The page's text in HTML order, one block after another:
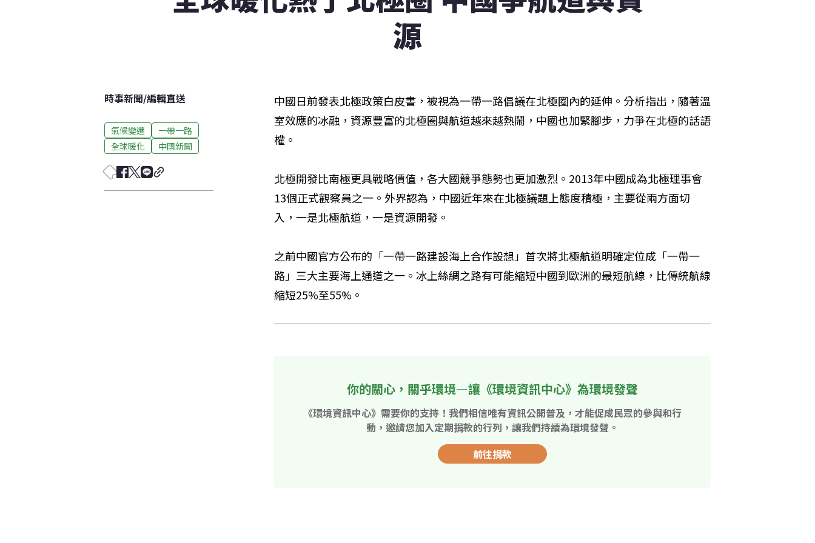
源
時事新聞/編輯直送
氣候變遷
一帶一路
全球暖化
中國新聞
中國日前發表北極政策白皮書，被視為一帶一路倡議在北極圈內的延伸。分析指出，隨著溫
室效應的冰融，資源豐富的北極圈與航道越來越熱鬧，中國也加緊腳步，力爭在北極的話語
權。
北極開發比南極更具戰略價值，各大國競爭態勢也更加激烈。2013年中國成為北極理事會
13個正式觀察員之一。外界認為，中國近年來在北極議題上態度積極，主要從兩方面切
入，一是北極航道，一是資源開發。
之前中國官方公布的「一帶一路建設海上合作設想」首次將北極航道明確定位成「一帶一
路」三大主要海上通道之一。冰上絲綢之路有可能縮短中國到歐洲的最短航線，比傳統航線
縮短25%至55%。
你的關心，關乎環境—讓《環境資訊中心》為環境發聲
《環境資訊中心》需要你的支持！我們相信唯有資訊公開普及，才能促成民眾的參與和行
動，邀請您加入定期捐款的行列，讓我們持續為環境發聲。
前往捐款